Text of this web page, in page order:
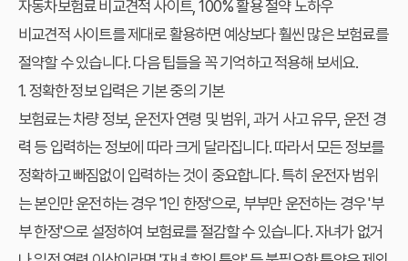
자동차보험료 비교견적 사이트, 100% 활용 절약 노하우
비교견적 사이트를 제대로 활용하면 예상보다 훨씬 많은 보험료를
절약할 수 있습니다. 다음 팁들을 꼭 기억하고 적용해 보세요.
1. 정확한 정보 입력은 기본 중의 기본
보험료는 차량 정보, 운전자 연령 및 범위, 과거 사고 유무, 운전 경
력 등 입력하는 정보에 따라 크게 달라집니다. 따라서 모든 정보를
정확하고 빠짐없이 입력하는 것이 중요합니다. 특히 운전자 범위
는 본인만 운전하는 경우 '1인 한정'으로, 부부만 운전하는 경우 '부
부 한정'으로 설정하여 보험료를 절감할 수 있습니다. 자녀가 없거